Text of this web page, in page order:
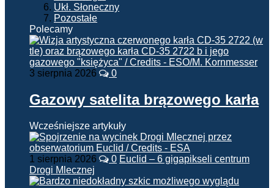
Ukł. Słoneczny
Pozostałe
Polecamy
3 sierpnia 2026 0
Gazowy satelita brązowego karła
Wcześniejsze artykuły
1 sierpnia 2026 0 Euclid – 6 gigapikseli centrum
Drogi Mlecznej